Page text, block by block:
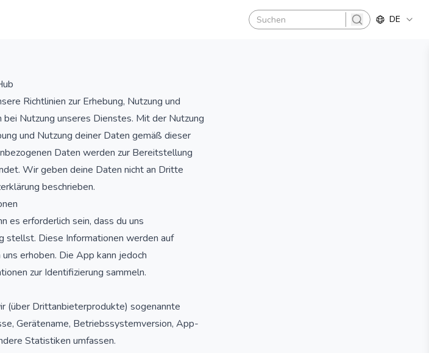
search
DE
Richtlinien zur Erhebung, Nutzung und
Nutzung unseres Dienstes. Mit der Nutzung
und Nutzung deiner Daten gemäß dieser
Daten werden zur Bereitstellung
Wir geben deine Daten nicht an Dritte
beschrieben.
es erforderlich sein, dass du uns
stellst. Diese Informationen werden auf
erhoben. Die App kann jedoch
zur Identifizierung sammeln.
(über Drittanbieterprodukte) sogenannte
Gerätename, Betriebssystemversion, App-
Statistiken umfassen.